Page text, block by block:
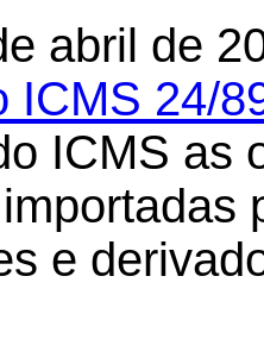
abril de
ICMS 24/
ICMS as
e